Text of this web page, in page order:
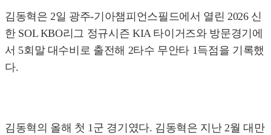
김동혁은 2일 광주-기아챔피언스필드에서 열린 2026 신
한 SOL KBO리그 정규시즌 KIA 타이거즈와 방문경기에
서 5회말 대수비로 출전해 2타수 무안타 1득점을 기록했
다.
김동혁의 올해 첫 1군 경기였다. 김동혁은 지난 2월 대만